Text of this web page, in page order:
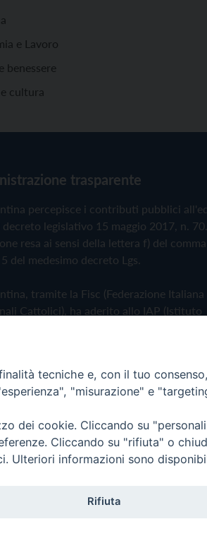
e Lavoro
benessere
cultura
trasparente
percepisce i contributi pubblici
legislativo 15 maggio 2017, n. 70.
resa ai sensi della lettera f) del
del medesimo decreto Lgs.
tramite la Fisc (Federazione Italiana
Cattolici), ha aderito allo IAP (Istituto
Policy Cookie Policy
tecniche e, con il tuo
"misurazione" e
dei cookie. Cliccando su
Cliccando su "rifiuta" o
Ulteriori informazioni sono
Rifiuta